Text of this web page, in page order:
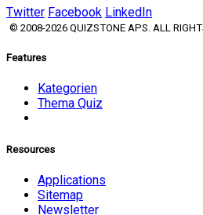
Twitter Facebook LinkedIn
© 2008-2026 QUIZSTONE APS. ALL
Features
Kategorien
Thema Quiz
Resources
Applications
Sitemap
Newsletter